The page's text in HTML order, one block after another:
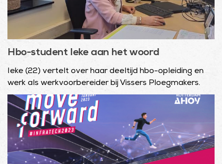
Hbo-student Ieke aan het woord
Ieke (22) vertelt over haar deeltijd hbo-opleiding en
werk als werkvoorbereider bij Vissers Ploegmakers.